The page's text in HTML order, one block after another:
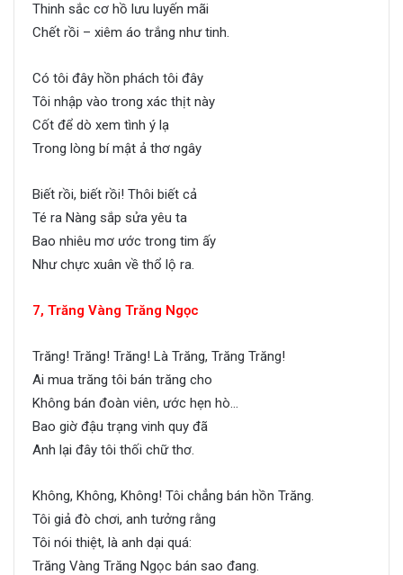
Thinh sắc cơ hồ lưu luyến mãi
Chết rồi – xiêm áo trắng như tinh.
Có tôi đây hồn phách tôi đây
Tôi nhập vào trong xác thịt này
Cốt để dò xem tình ý lạ
Trong lòng bí mật ả thơ ngây
Biết rồi, biết rồi! Thôi biết cả
Té ra Nàng sắp sửa yêu ta
Bao nhiêu mơ ước trong tim ấy
Như chực xuân về thổ lộ ra.
7, Trăng Vàng Trăng Ngọc
Trăng! Trăng! Trăng! Là Trăng, Trăng Trăng!
Ai mua trăng tôi bán trăng cho
Không bán đoàn viên, ước hẹn hò…
Bao giờ đậu trạng vinh quy đã
Anh lại đây tôi thối chữ thơ.
Không, Không, Không! Tôi chẳng bán hồn Trăng.
Tôi giả đò chơi, anh tưởng rằng
Tôi nói thiệt, là anh dại quá:
Trăng Vàng Trăng Ngọc bán sao đang.